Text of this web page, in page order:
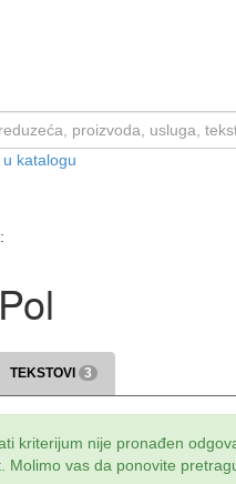
katalogu
TEKSTOVI 3
kriterijum nije pronađen
Molimo vas da ponovite